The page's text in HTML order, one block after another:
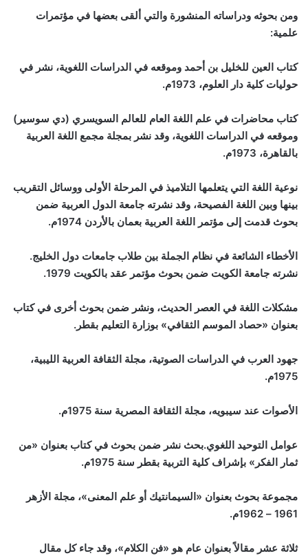
ومن بحوثه ودراساته المنشورة والتي ألقى بعضها في مؤتمرات
علمية:
كتاب العين للخليل بن أحمد وموقعه في الدراسات اللغوية، نشر في
حوليات كلية دار العلوم، 1973م.
كتاب محاضرات في علم اللغة العام للعالم السويسري (دي سوسير)
وموقعه في الدراسات اللغوية، وقد نشر بمجلة مجمع اللغة العربية
بالقاهرة، 1973م.
نوعية اللغة التي يتعلمها التلاميذ في المرحلة الأولى ووسائل التقريب
بينها وبين اللغة الفصيحة، وقد نشرته جامعة الدول العربية ضمن
بحوث قدمت إلى مؤتمر اللغة العربية بعمان بالأردن 1974م.
الأخطاء الشائعة في نظام الجملة بين طلاب جامعات دول الخليج.
نشرته جامعة الكويت ضمن بحوث مؤتمر عقد بالكويت 1979.
مشكلات اللغة في العصر الحديث، ونشر ضمن بحوث أخرى في كتاب
بعنوان «حصاد الموسم الثقافي» بوزارة التعليم بقطر.
جهود العرب في الدراسات الصوتية، مجلة الثقافة العربية الليبية،
1975م.
الأصوات عند سيبويه، مجلة الثقافة المصرية سنة 1975م.
عوامل التوحيد اللغوي.بحث نشر ضمن بحوث في كتاب بعنوان «من
ثمار الفكر» بإشراف كلية التربية بقطر سنة 1975م.
مجموعة بحوث بعنوان «السيمانتيك أو علم المعنى»، مجلة الأزهر
1961 – 1962م.
ثلاثة عشر مقالاً بعنوان عام هو «فن الكلام»، وقد جاء كل مقال